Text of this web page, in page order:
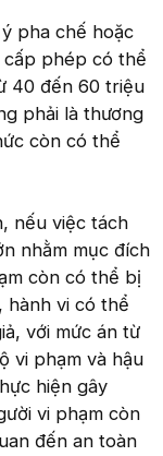
pha chế hoặc
cấp phép có thể
40 đến 60 triệu
phải là thương
còn có thể
nếu việc tách
nhằm mục đích
còn có thể bị
hành vi có thể
với mức án từ
vi phạm và hậu
hiện gây
vi phạm còn
đến an toàn